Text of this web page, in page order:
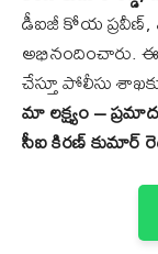
డీఐజీ కోయ ప్రవీణ్,
అభినందించారు. ఈ
చేస్తూ పోలీసు
మా లక్ష్యం –
సీఐ కిరణ్ కుమార్